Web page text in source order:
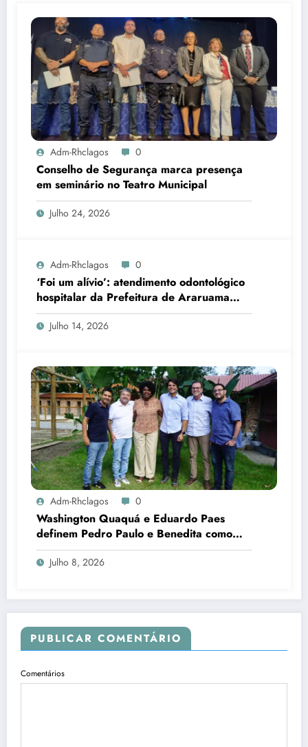
Adm-Rhclagos 0
Conselho de Segurança marca presença
em seminário no Teatro Municipal
Julho 24, 2026
Adm-Rhclagos 0
‘Foi um alívio’: atendimento odontológico
hospitalar da Prefeitura de Araruama
transforma rotina de famílias atípicas
Julho 14, 2026
Adm-Rhclagos 0
Washington Quaquá e Eduardo Paes
definem Pedro Paulo e Benedita como
candidatos ao Senado no Rio
Julho 8, 2026
PUBLICAR COMENTÁRIO
Comentários